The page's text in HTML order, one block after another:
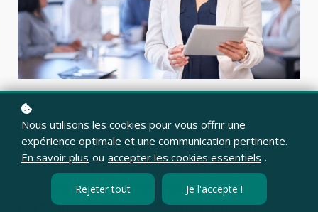
Le souffle de votre activité !
plateforme tout-en-unqui combine la
puissance de création d'
offres
personnalisées, lagénération de leads
Nous utilisons les cookies pour vous offrir une
expérience optimale et une communication pertinente.
En savoir plus ou accepter les cookies essentiels .
Rejeter tout Je l'accepte !